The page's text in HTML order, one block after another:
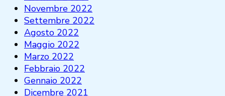
Novembre 2022
Settembre 2022
Agosto 2022
Maggio 2022
Marzo 2022
Febbraio 2022
Gennaio 2022
Dicembre 2021